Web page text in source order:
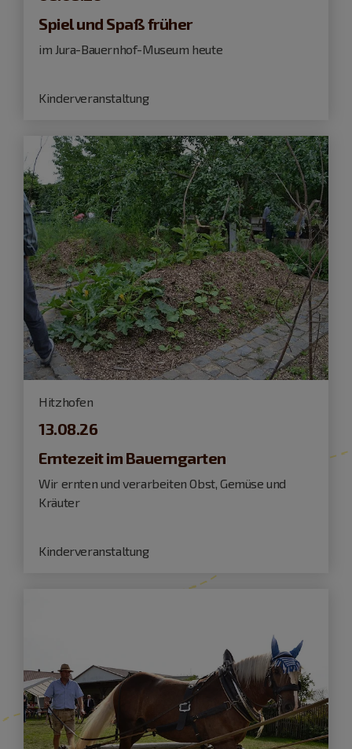
Spiel und Spaß früher
im Jura-Bauernhof-Museum heute
Kinderveranstaltung
Hitzhofen
13.08.26
Erntezeit im Bauerngarten
Wir ernten und verarbeiten Obst, Gemüse und
Kräuter
Kinderveranstaltung